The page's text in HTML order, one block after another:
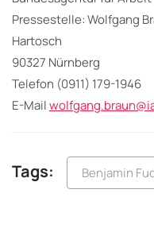
Pressestelle: Wolfgang
Hartosch
90327 Nürnberg
Telefon (0911) 179-1946
E-Mail
Tags: Benjamin